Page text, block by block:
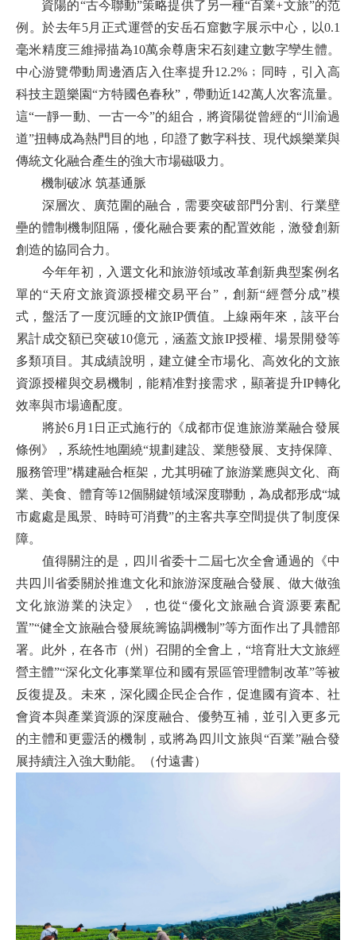
資陽的“古今聯動”策略提供了另一種“百業+文旅”的范
例。於去年5月正式運營的安岳石窟數字展示中心，以0.1
毫米精度三維掃描為10萬余尊唐宋石刻建立數字孿生體。
中心游覽帶動周邊酒店入住率提升12.2%﹔同時，引入高
科技主題樂園“方特國色春秋”，帶動近142萬人次客流量。
這“一靜一動、一古一今”的組合，將資陽從曾經的“川渝過
道”扭轉成為熱門目的地，印證了數字科技、現代娛樂業與
傳統文化融合產生的強大市場磁吸力。
機制破冰 筑基通脈
深層次、廣范圍的融合，需要突破部門分割、行業壁
壘的體制機制阻隔，優化融合要素的配置效能，激發創新
創造的協同合力。
今年年初，入選文化和旅游領域改革創新典型案例名
單的“天府文旅資源授權交易平台”，創新“經營分成”模
式，盤活了一度沉睡的文旅IP價值。上線兩年來，該平台
累計成交額已突破10億元，涵蓋文旅IP授權、場景開發等
多類項目。其成績說明，建立健全市場化、高效化的文旅
資源授權與交易機制，能精准對接需求，顯著提升IP轉化
效率與市場適配度。
將於6月1日正式施行的《成都市促進旅游業融合發展
條例》，系統性地圍繞“規劃建設、業態發展、支持保障、
服務管理”構建融合框架，尤其明確了旅游業應與文化、商
業、美食、體育等12個關鍵領域深度聯動，為成都形成“城
市處處是風景、時時可消費”的主客共享空間提供了制度保
障。
值得關注的是，四川省委十二屆七次全會通過的《中
共四川省委關於推進文化和旅游深度融合發展、做大做強
文化旅游業的決定》，也從“優化文旅融合資源要素配
置”“健全文旅融合發展統籌協調機制”等方面作出了具體部
署。此外，在各市（州）召開的全會上，“培育壯大文旅經
營主體”“深化文化事業單位和國有景區管理體制改革”等被
反復提及。未來，深化國企民企合作，促進國有資本、社
會資本與產業資源的深度融合、優勢互補，並引入更多元
的主體和更靈活的機制，或將為四川文旅與“百業”融合發
展持續注入強大動能。（付遠書）